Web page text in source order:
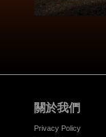
關於我們
Privacy Policy